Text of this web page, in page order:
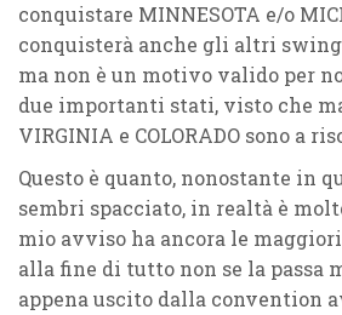
conquistare MINNESOTA e/o
conquisterà anche gli altri
ma non è un motivo valido per
due importanti stati, visto che
VIRGINIA e COLORADO sono a
Questo è quanto, nonostante in
sembri spacciato, in realtà è
mio avviso ha ancora le
alla fine di tutto non se la passa
appena uscito dalla convention